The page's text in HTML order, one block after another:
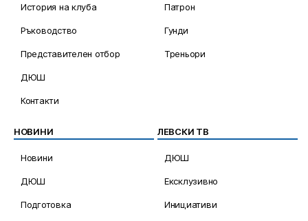
История на клуба
Ръководство
Представителен отбор
ДЮШ
Контакти
Патрон
Гунди
Треньори
НОВИНИ
Новини
ДЮШ
Подготовка
ЛЕВСКИ ТВ
ДЮШ
Ексклузивно
Инициативи